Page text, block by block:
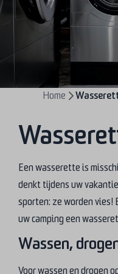
Home
Een wasserette is
denkt tijdens uw
sporten: ze worden vies!
uw camping een
Wassen,
Voor wassen en drogen